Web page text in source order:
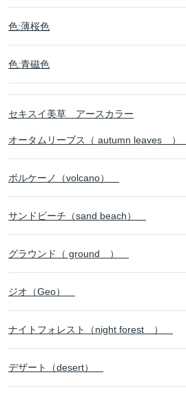
色:薄桜色
色:青磁色
セキスイ美草 アースカラー
オータムリーブス（ autumn leaves ）
ボルケーノ（volcano）
サンドビーチ（sand beach）
グラウンド（ ground ）
ジオ（Geo）
ナイトフォレスト（night forest ）
デザート（desert）